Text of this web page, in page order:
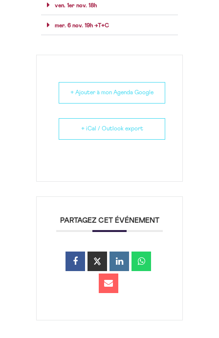
ven. 1er nov. 18h
mer. 6 nov. 19h →T+C
+ Ajouter à mon Agenda Google
+ iCal / Outlook export
PARTAGEZ CET ÉVÉNEMENT